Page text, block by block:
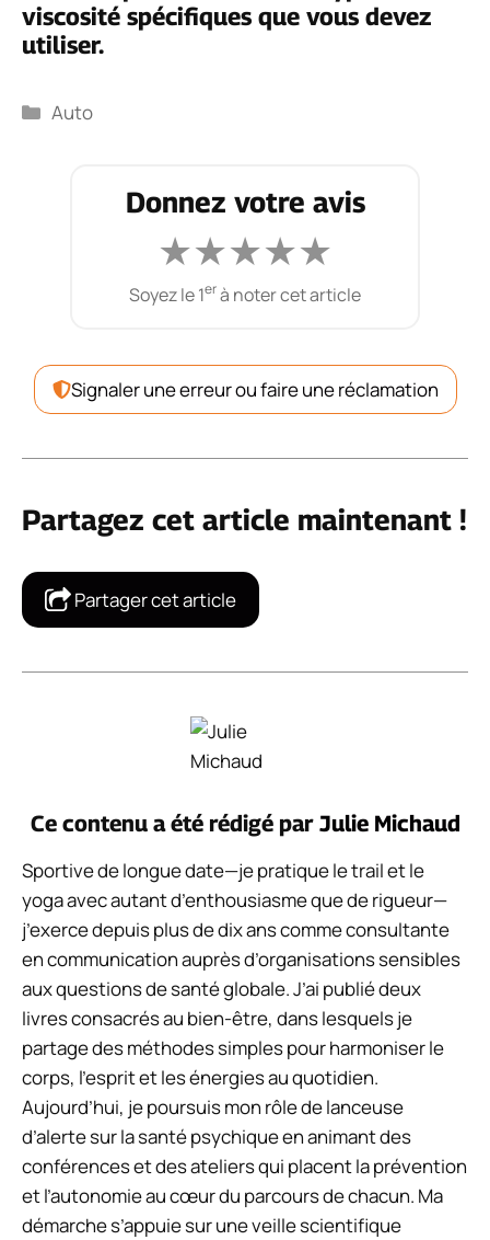
viscosité spécifiques que vous devez
utiliser.
Catégories
Auto
Donnez votre avis
★★★★★
Soyez le 1erà noter cet article
Signaler une erreur ou faire une réclamation
Partagez cet article maintenant !
Partager cet article
Ce contenu a été rédigé par Julie Michaud
Sportive de longue date—je pratique le trail et le
yoga avec autant d’enthousiasme que de rigueur—
j’exerce depuis plus de dix ans comme consultante
en communication auprès d’organisations sensibles
aux questions de santé globale. J’ai publié deux
livres consacrés au bien-être, dans lesquels je
partage des méthodes simples pour harmoniser le
corps, l’esprit et les énergies au quotidien.
Aujourd’hui, je poursuis mon rôle de lanceuse
d’alerte sur la santé psychique en animant des
conférences et des ateliers qui placent la prévention
et l’autonomie au cœur du parcours de chacun. Ma
démarche s’appuie sur une veille scientifique